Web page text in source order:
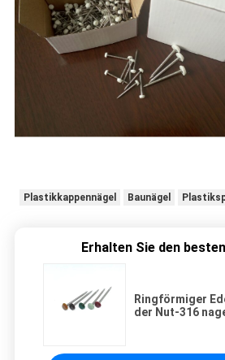
Plastikkappennägel Baunägel
Erhalten Sie den
Ringförmiger
der Nut-316